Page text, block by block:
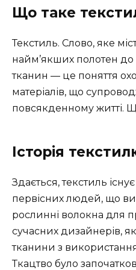
Що таке
Текстиль. Слово, яке
найм’якших полотен до
тканин — це поняття
матеріалів, що
повсякденному житті.
Історія
Здається, текстиль
первісних людей, що
рослинні волокна для
сучасних дизайнерів,
тканини з
Ткацтво було